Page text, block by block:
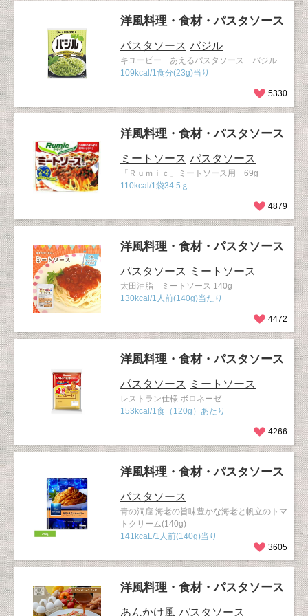
洋風料理・食材・パスタソース
パスタソース バジル
キユーピー あえるパスタソース バジル
109kcal/1食分(23g)当り
5330
洋風料理・食材・パスタソース
ミートソース パスタソース
「Ｒｕｍｉｃ」ミートソース用 69g
110kcal/1袋34.5ｇ
4879
洋風料理・食材・パスタソース
パスタソース ミートソース
太田油脂 ミートソース 140g
130kcal/1人前(140g)当たり
4472
洋風料理・食材・パスタソース
パスタソース ミートソース
レストラン仕様 ボロネーゼ
153kcal/1食（120g）あたり
4266
洋風料理・食材・パスタソース
パスタソース
青の洞窟 海老の旨味豊かな海老と帆立のトマ
トクリーム(140g)
141kcaL/1人前(140g)当り
3605
洋風料理・食材・パスタソース
あんかけ風 パスタソース